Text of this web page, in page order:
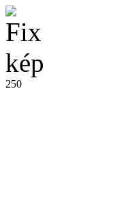
250